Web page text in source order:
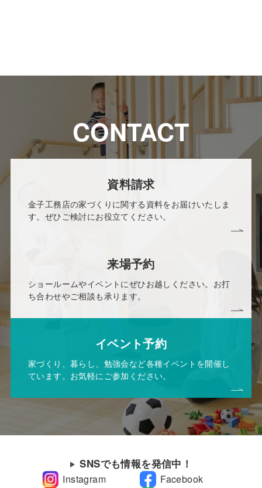
CONTACT
資料請求
金子工務店の家づくりに関する資料をお届けいたしま
す。ぜひご検討にお役立てください。
来場予約
ショールームやイベントにぜひお越しください。お打
ち合わせやご相談も承ります。
イベント予約
家づくり、暮らし、勉強会など各種イベントを開催し
ています。お気軽にご参加ください。
SNSでも情報を発信中！
Instagram
Facebook